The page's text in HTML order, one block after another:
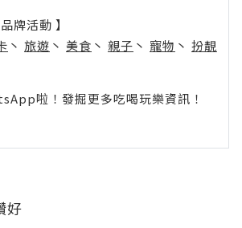
牌活動 】
丶 旅遊 丶 美食 丶 親子 丶 寵物 丶 扮靚
啦！發掘更多吃喝玩樂資訊！
好